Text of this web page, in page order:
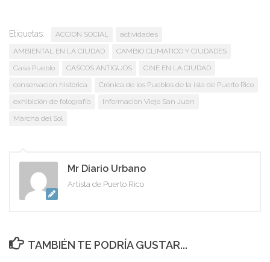
Etiquetas: ACCION SOCIAL
actividades
AMBIENTAL EN LA CIUDAD
CAMBIO CLIMATICO Y CIUDADES
Casa Pueblo
CASCOS ANTIGUOS
CINE EN LA CIUDAD
conservación histórica
Crónica de los Pueblos de la isla de Puerto Rico
exhibición de fotografía
Información Viejo San Juan
Marcha del Sol
Mr Diario Urbano
Artista de Puerto Rico
TAMBIÉN TE PODRÍA GUSTAR...